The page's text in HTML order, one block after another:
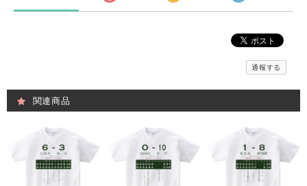
通報する
関連商品